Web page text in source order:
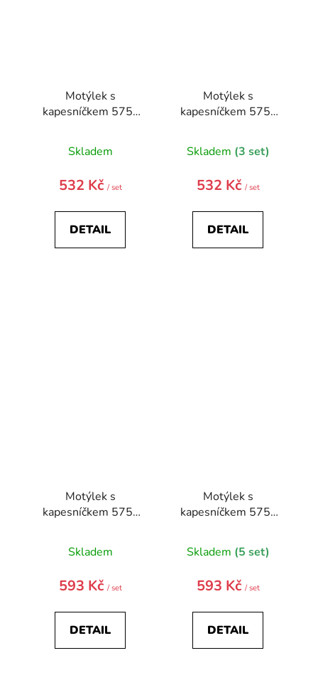
Motýlek s
kapesníčkem 575-
Skladem
532 Kč / set
DETAIL
Motýlek s
kapesníčkem 575-
Skladem (3 set)
532 Kč / set
DETAIL
Motýlek s
kapesníčkem 575-
Skladem
593 Kč / set
DETAIL
Motýlek s
kapesníčkem 575-
Skladem (5 set)
593 Kč / set
DETAIL